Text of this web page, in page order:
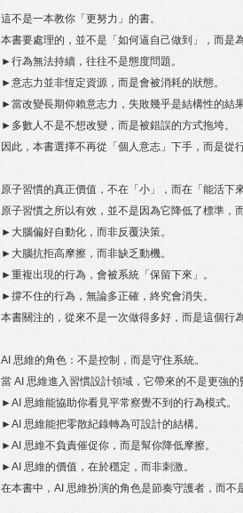
這不是一本教你「更努力」的書。
本書要處理的，並不是「如何逼自己做到」，而是
►行為無法持續，往往不是態度問題。
►意志力並非恆定資源，而是會被消耗的狀態。
►當改變長期仰賴意志力，失敗幾乎是結構性的結
►多數人不是不想改變，而是被錯誤的方式拖垮。
因此，本書選擇不再從「個人意志」下手，而是從
原子習慣的真正價值，不在「小」，而在「能活下
原子習慣之所以有效，並不是因為它降低了標準，
►大腦偏好自動化，而非反覆決策。
►大腦抗拒高摩擦，而非缺乏動機。
►重複出現的行為，會被系統「保留下來」。
►撐不住的行為，無論多正確，終究會消失。
本書關注的，從來不是一次做得多好，而是這個行
AI 思維的角色：不是控制，而是守住系統。
當 AI 思維進入習慣設計領域，它帶來的不是更強
►AI 思維能協助你看見平常察覺不到的行為模式。
►AI 思維能把零散紀錄轉為可設計的結構。
►AI 思維不負責催促你，而是幫你降低摩擦。
►AI 思維的價值，在於穩定，而非刺激。
在本書中，AI 思維扮演的角色是節奏守護者，而不